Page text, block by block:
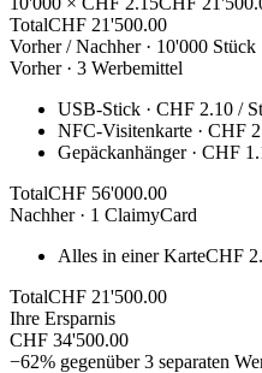
TotalCHF 21'500.00
Vorher / Nachher · 10'000 Stück
Vorher · 3 Werbemittel
USB-Stick · CHF 2.10 /
NFC-Visitenkarte · CHF
Gepäckanhänger· CHF
TotalCHF 56'000.00
Nachher · 1 ClaimyCard
Alles in einer KarteCHF
TotalCHF 21'500.00
Ihre Ersparnis
CHF 34'500.00
−62% gegenüber 3 separaten